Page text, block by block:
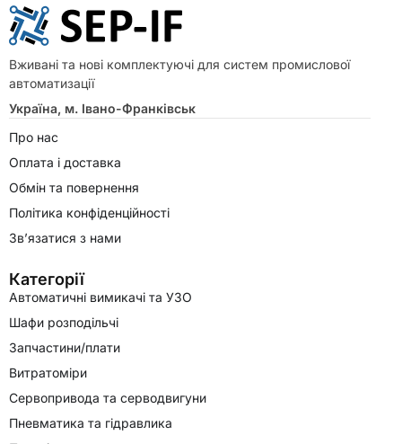
Вживані та нові комплектуючі для систем промислової
автоматизації
Україна, м. Івано-Франківськ
Про нас
Оплата і доставка
Обмін та повернення
Політика конфіденційності
Зв’язатися з нами
Категорії
Автоматичні вимикачі та УЗО
Шафи розподільчі
Запчастини/плати
Витратоміри
Сервопривода та серводвигуни
Пневматика та гідравлика